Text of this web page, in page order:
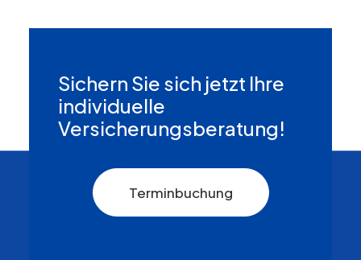
Sichern Sie sich jetzt Ihre
individuelle
Versicherungsberatung!
Terminbuchung